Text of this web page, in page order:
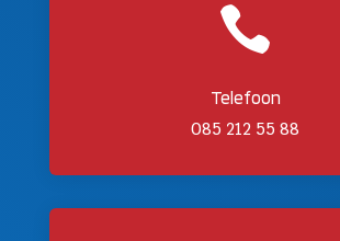

Telefoon
085 212 55 88